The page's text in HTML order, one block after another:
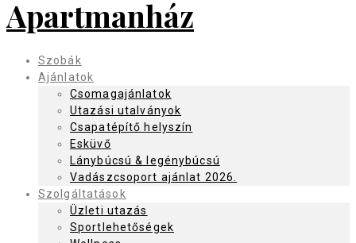
Szobák
Ajánlatok
Csomagajánlatok
Utazási utalványok
Csapatépítő helyszín
Esküvő
Lánybúcsú & legénybúcsú
Vadászcsoport ajánlat 2026.
Szolgáltatások
Üzleti utazás
Sportlehetőségek